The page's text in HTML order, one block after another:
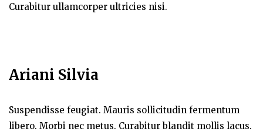
Curabitur ullamcorper ultricies nisi.
Ariani Silvia
Suspendisse feugiat. Mauris sollicitudin fermentum
libero. Morbi nec metus. Curabitur blandit mollis lacus.